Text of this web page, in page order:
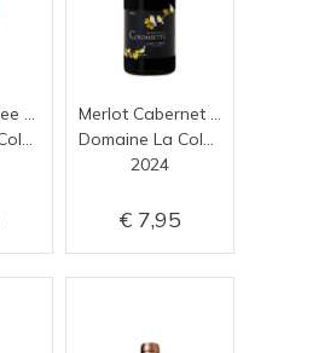
2024
7,95